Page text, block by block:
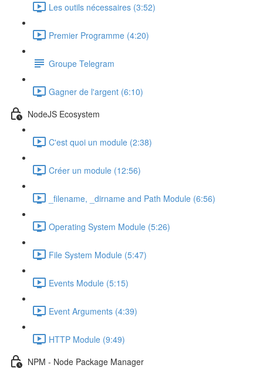
Les outils nécessaires (3:52)
Premier Programme (4:20)
Groupe Telegram
Gagner de l'argent (6:10)
NodeJS Ecosystem
C'est quoi un module (2:38)
Créer un module (12:56)
_filename, _dirname and Path Module (6:56)
Operating System Module (5:26)
File System Module (5:47)
Events Module (5:15)
Event Arguments (4:39)
HTTP Module (9:49)
NPM - Node Package Manager